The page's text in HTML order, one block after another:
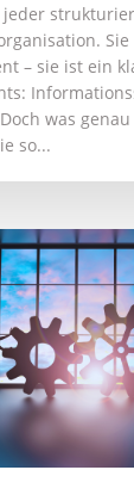
jeder
– sie ist ein
was
so...